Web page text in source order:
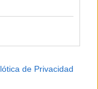
de Privacidad